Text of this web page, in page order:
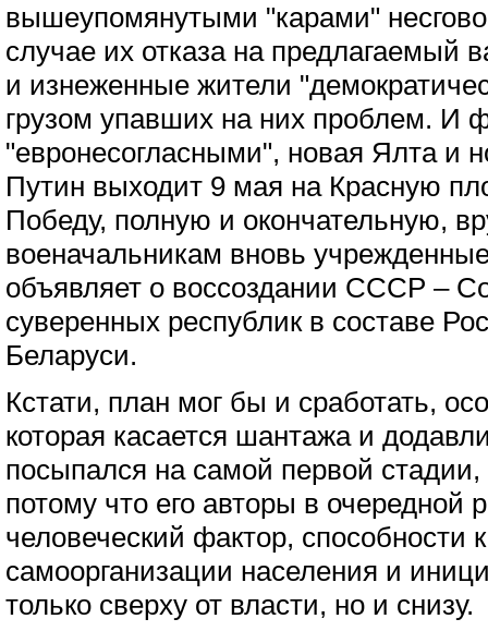
вышеупомянутыми "карами"
случае их отказа на предлагаемый
и изнеженные жители
грузом упавших на них проблем. И
"евронесогласными", новая Ялта и
Путин выходит 9 мая на Красную
Победу, полную и окончательную,
военачальникам вновь
объявляет о воссоздании СССР –
суверенных республик в составе
Беларуси.
Кстати, план мог бы и сработать,
которая касается шантажа и
посыпался на самой первой
потому что его авторы в очередной
человеческий фактор, способности
самоорганизации населения и
только сверху от власти, но и снизу.